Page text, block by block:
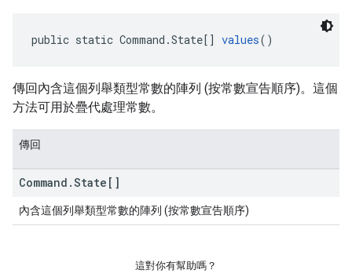
public static Command.State[] values()
傳回內含這個列舉類型常數的陣列 (按常數宣告順序)。這個
方法可用於疊代處理常數。
傳回
Command .State[]
內含這個列舉類型常數的陣列 (按常數宣告順序)
這對你有幫助嗎？